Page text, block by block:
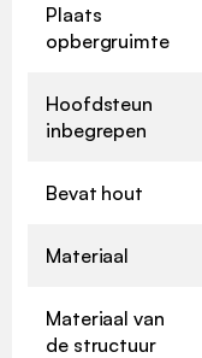
Plaats
opbergruimte
Hoofdsteun
inbegrepen
Bevat hout
Materiaal
Materiaal van
de structuur